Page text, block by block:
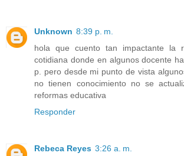
Unknown 8:39 p. m.
hola que cuento tan impactante la
cotidiana donde en algunos docente
p. pero desde mi punto de vista
no tienen conocimiento no se
reformas educativa
Responder
Rebeca Reyes 3:26 a. m.